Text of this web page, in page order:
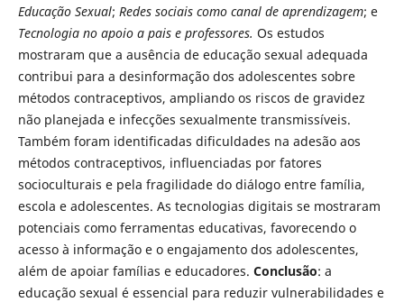
Educação Sexual; Redes sociais como canal de aprendizagem; e
Tecnologia no apoio a pais e professores. Os estudos
mostraram que a ausência de educação sexual adequada
contribui para a desinformação dos adolescentes sobre
métodos contraceptivos, ampliando os riscos de gravidez
não planejada e infecções sexualmente transmissíveis.
Também foram identificadas dificuldades na adesão aos
métodos contraceptivos, influenciadas por fatores
socioculturais e pela fragilidade do diálogo entre família,
escola e adolescentes. As tecnologias digitais se mostraram
potenciais como ferramentas educativas, favorecendo o
acesso à informação e o engajamento dos adolescentes,
além de apoiar famílias e educadores. Conclusão: a
educação sexual é essencial para reduzir vulnerabilidades e